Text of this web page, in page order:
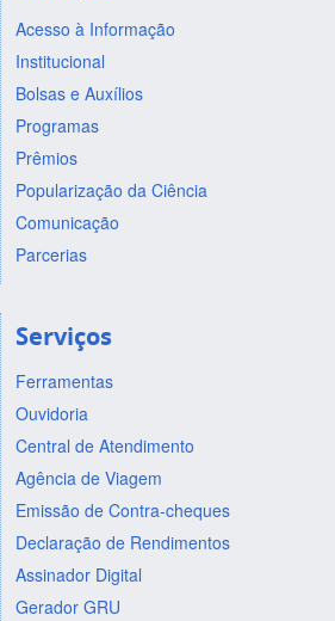
Acesso à Informação
Institucional
Bolsas e Auxílios
Programas
Prêmios
Popularização da Ciência
Comunicação
Parcerias
Serviços
Ferramentas
Ouvidoria
Central de Atendimento
Agência de Viagem
Emissão de Contra-cheques
Declaração de Rendimentos
Assinador Digital
Gerador GRU